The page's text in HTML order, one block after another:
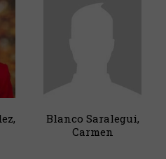
Blanco Saralegui,
Carmen